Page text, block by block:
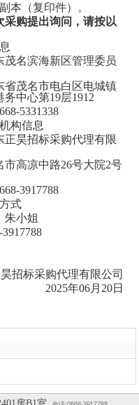
本（复印件）。
采购提出询问，请按以
茂名滨海新区管理委员
省茂名市电白区电城镇
务中心第19层1912
5331338
构信息
正昊招标采购代理有限
市高凉中路26号大院2号
3917788
式
朱小姐
3917788
招标采购代理有限公司
2025年06月20日